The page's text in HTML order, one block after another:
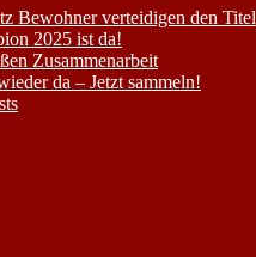
Bewohner verteidigen den Titel
2025 ist da!
Zusammenarbeit
da – Jetzt sammeln!